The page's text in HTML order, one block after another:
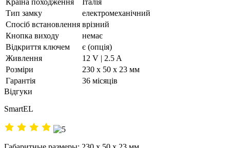
Країна походження
Італія
Тип замку
електромеханічний
Спосіб встановлення врізний
Кнопка виходу
немає
Відкриття ключем
є (опція)
Живлення
12 V | 2.5 A
Розміри
230 х 50 х 23 мм
Гарантія
36 місяців
Відгуки
SmartEL